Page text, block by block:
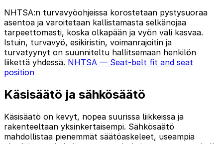
NHTSA:n turvavyöohjeissa korostetaan pystysuoraa
asentoa ja varoitetaan kallistamasta selkänojaa
tarpeettomasti, koska olkapään ja vyön väli kasvaa.
Istuin, turvavyö, esikiristin, voimanrajoitin ja
turvatyynyt on suunniteltu hallitsemaan henkilön
liikettä yhdessä. NHTSA — Seat-belt fit and seat
position
Käsisäätö ja sähkösäätö
Käsisäätö on kevyt, nopea suurissa liikkeissä ja
rakenteeltaan yksinkertaisempi. Sähkösäätö
mahdollistaa pienemmät säätöaskeleet, useampia